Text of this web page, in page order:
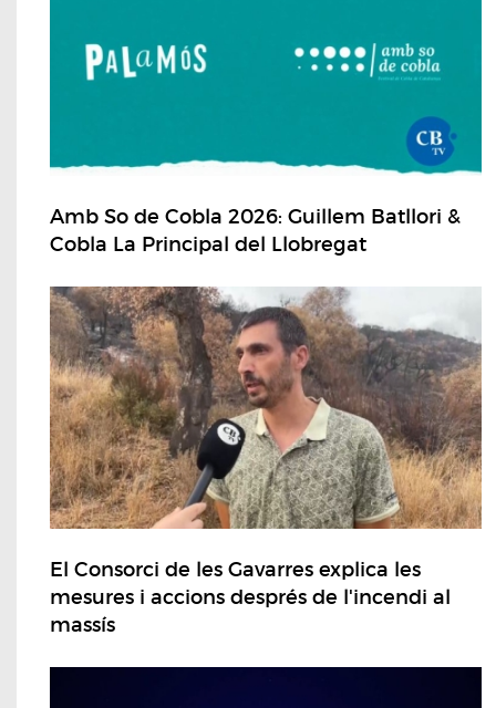
Amb So de Cobla 2026: Guillem Batllori &
Cobla La Principal del Llobregat
El Consorci de les Gavarres explica les
mesures i accions després de l'incendi al
massís